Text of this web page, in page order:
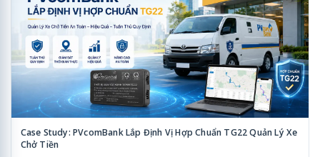
Case Study: PVcomBank Lắp Định Vị Hợp Chuẩn TG22 Quản Lý Xe
Chở Tiền